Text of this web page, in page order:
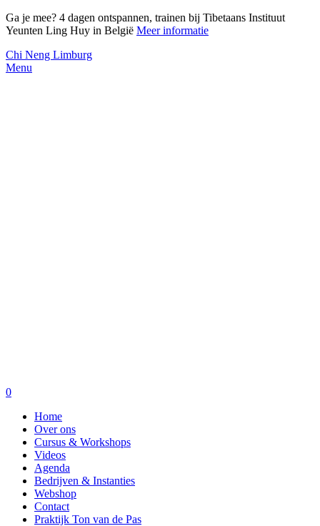
Ga je mee? 4 dagen ontspannen, trainen bij Tibetaans Instituut
Yeunten Ling Huy in België Meer informatie
Chi Neng Limburg
Menu
0
Home
Over ons
Cursus & Workshops
Videos
Agenda
Bedrijven & Instanties
Webshop
Contact
Praktijk Ton van de Pas